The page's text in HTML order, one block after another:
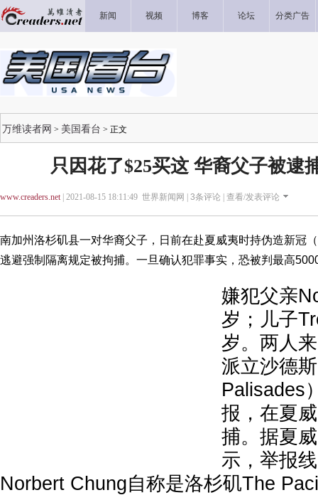
新闻 视频 博客 论坛 分类广告
万维读者网 > 美国看台 > 正文
只因花了$25买这 华裔父子被逮
www.creaders.net| 2021-08-15 18:11:49 世界新闻网 | 3条评论 | 查看/发表评论
南加州洛杉矶县一对华裔父子，日前在赴夏威夷时持伪造新冠
逃避强制隔离规定被拘捕。一旦确认犯罪事实，恐被判最高
嫌犯父亲
岁；儿子
岁。两人
派立沙德
Palisades
报，在夏
捕。据夏
示，举报
Norbert Chung自称是洛杉矶The